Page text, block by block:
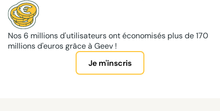
Nos 6 millions d'utilisateurs ont économisés plus de 170
millions d'euros grâce à Geev !
Je m'inscris